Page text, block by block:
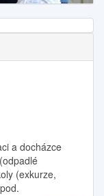
a docházce
(exkurze,